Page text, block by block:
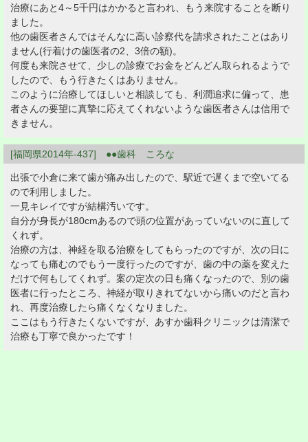
治療にあと4～5千円はかかると言われ、もう来院することを断り
ました。
他の歯医者さんではそんなに高い診察代を請求されたことはあり
ません(行着けの歯医者の2、3倍の額)。
何度も来院させて、少しの診療でお金をどんどん取られるようで
したので、もう行きたくはありません。
このように治療してほしいと相談しても、利潤追求に偏って、患
者さんの要望に真摯に応えてくれないような歯医者さんは信用で
きません。
[福岡県2014年-437] ●●歯科 ころな
出張で小倉に来て歯が痛み出したので、駅近で遅くまで空いてる
ので利用しました。
一見キレイですが結構汚いです。
自分が身長が180cmあるので頭の位置があっていないのに直して
くれず。
治療の方は、神経を取る治療をしてもらったのですが、次の日に
なっても痛むのでもう一度行ったのですが、歯の中の薬を変えた
だけで何もしてくれず。案の定次の日も痛くなったので、別の歯
医者に行ったところ、神経が取りきれてないから痛いのだと言わ
れ、再度治療したら痛くなくなりました。
ここはもう行きたくないですが、あすか歯科クリニックは清潔で
治療も丁寧で良かったです！